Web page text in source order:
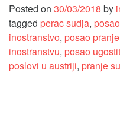
Posted on 30/03/2018 by
tagged perac sudja, posao
inostranstvo, posao
inostranstvu, posao
poslovi u austriji, pranje